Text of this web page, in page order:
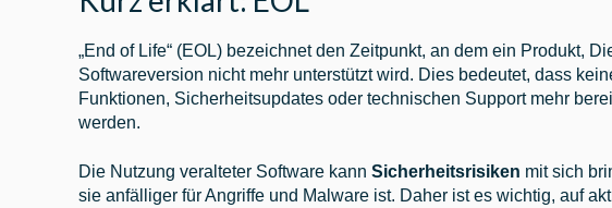
„End of Life“ (EOL) bezeichnet den Zeitpunkt, an dem ein Produkt,
Softwareversion nicht mehr unterstützt wird. Dies bedeutet, dass
Funktionen, Sicherheitsupdates oder technischen Support mehr
werden.
Die Nutzung veralteter Software kann Sicherheitsrisiken mit sich
sie anfälliger für Angriffe und Malware ist. Daher ist es wichtig, auf